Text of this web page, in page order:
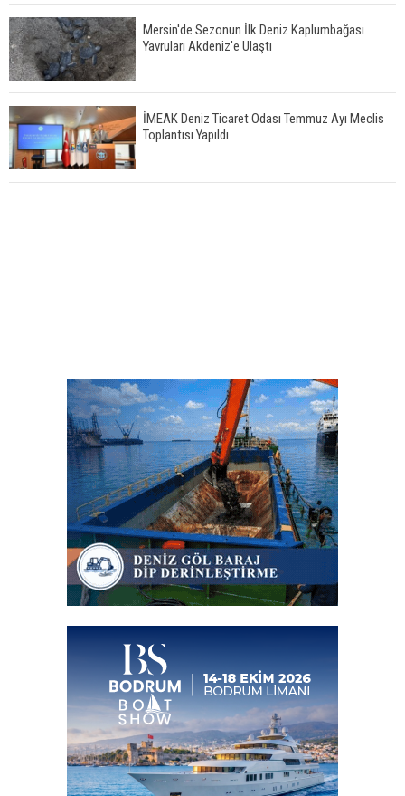
Mersin'de Sezonun İlk Deniz Kaplumbağası
Yavruları Akdeniz'e Ulaştı
İMEAK Deniz Ticaret Odası Temmuz Ayı Meclis
Toplantısı Yapıldı